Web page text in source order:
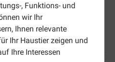
, Funktions- und
wir Ihr
Ihnen relevante
Ihr Haustier zeigen und
Ihre Interessen
Warentest